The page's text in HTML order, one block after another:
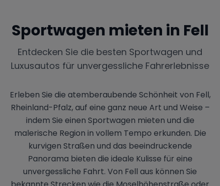
Sportwagen mieten in Fell
Entdecken Sie die besten Sportwagen und
Luxusautos für unvergessliche Fahrerlebnisse
Erleben Sie die atemberaubende Schönheit von Fell,
Rheinland-Pfalz, auf eine ganz neue Art und Weise –
indem Sie einen Sportwagen mieten und die
malerische Region in vollem Tempo erkunden. Die
kurvigen Straßen und das beeindruckende
Panorama bieten die ideale Kulisse für eine
unvergessliche Fahrt. Von Fell aus können Sie